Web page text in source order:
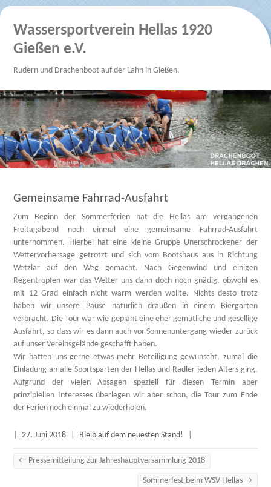
Wassersportverein Hellas 1920
Gießen e.V.
Rudern und Drachenboot auf der Lahn in Gießen.
Gemeinsame Fahrrad-Ausfahrt
Zum Beginn der Sommerferien hat die Hellas am vergangenen
Freitagabend noch einmal eine gemeinsame Fahrrad-Ausfahrt
unternommen. Hierbei hat eine kleine Gruppe Unerschrockener der
Wettervorhersage getrotzt und sich vom Bootshaus aus in Richtung
Wetzlar auf den Weg gemacht. Nach Gegenwind und einigen
Regentropfen war das Wetter uns dann doch noch gnädig, obwohl es
mit 12 Grad einfach nicht warm werden wollte. Nichts desto trotz
haben wir unsere Pause natürlich draußen in einem Biergarten
verbracht. Die Tour war wie geplant eine eher gemütliche und gesellige
Ausfahrt, so dass wir es dann auch vor Sonnenuntergang wieder zurück
auf unser Vereinsgelände geschafft haben.
Wir hätten uns gerne etwas mehr Beteiligung gewünscht, zumal die
Einladung an alle Sportsparten der Hellas und Radler jeden Alters ging.
Aufgrund der vielen Absagen speziell für diesen Termin aber
prinzipiellen Interesses überlegen wir aber schon, die Tour zum Ende
der Ferien noch einmal zu wiederholen.
27. Juni 2018 Bleib auf dem neuesten Stand!
← Pressemitteilung zur Jahreshauptversammlung 2018
Sommerfest beim WSV Hellas →